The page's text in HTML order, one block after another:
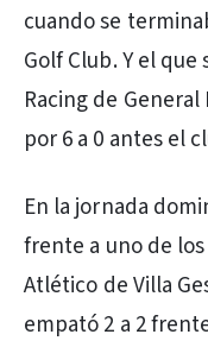
cuando se
Golf Club. Y el
Racing de
por 6 a 0 antes el
En la jornada
frente a uno de
Atlético de Villa
empató 2 a 2